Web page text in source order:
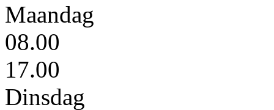
Maandag
08.00
17.00
Dinsdag